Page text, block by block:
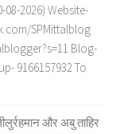
08-2026) Website-
SPMittalblog
Blog-
9166157932 To
और अबु ताहिर